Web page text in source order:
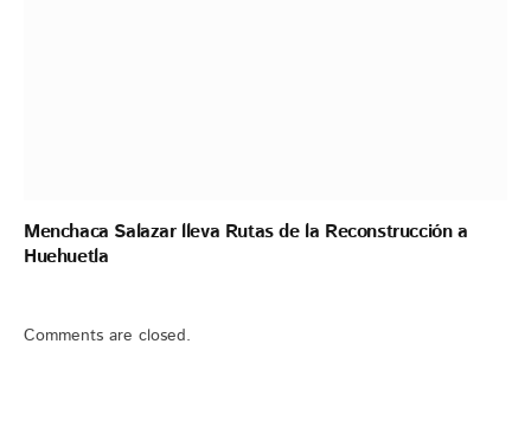
Menchaca Salazar lleva Rutas de la Reconstrucción a
Huehuetla
Comments are closed.